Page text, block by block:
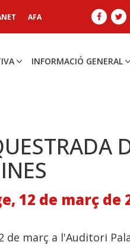
AFA
INFORMACIÓ GENERAL
12 de març de
de març a l'Auditori